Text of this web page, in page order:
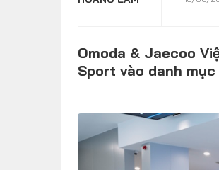
Omoda & Jaecoo
Sport vào danh